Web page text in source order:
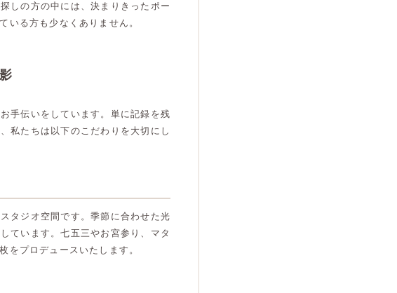
しの方の中には、決まりきったポー
いる方も少なくありません。
手伝いをしています。単に記録を残
私たちは以下のこだわりを大切にし
タジオ空間です。季節に合わせた光
ています。七五三やお宮参り、マタ
をプロデュースいたします。